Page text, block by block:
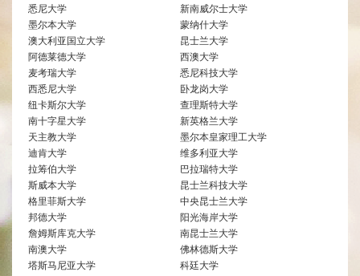
悉尼大学
新南威尔士大学
墨尔本大学
蒙纳什大学
澳大利亚国立大学
昆士兰大学
阿德莱德大学
西澳大学
麦考瑞大学
悉尼科技大学
西悉尼大学
卧龙岗大学
纽卡斯尔大学
查理斯特大学
南十字星大学
新英格兰大学
天主教大学
墨尔本皇家理工大学
迪肯大学
维多利亚大学
拉筹伯大学
巴拉瑞特大学
斯威本大学
昆士兰科技大学
格里菲斯大学
中央昆士兰大学
邦德大学
阳光海岸大学
詹姆斯库克大学
南昆士兰大学
南澳大学
佛林德斯大学
塔斯马尼亚大学
科廷大学